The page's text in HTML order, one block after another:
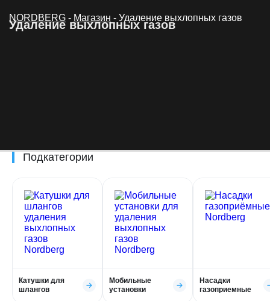
NORDBERG - Магазин - Удаление выхлопных газов
Удаление выхлопных газов
Подкатегории
Катушки для
шлангов
Мобильные
установки
Насадки
газоприемные